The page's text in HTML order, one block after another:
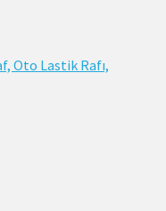
Oto Lastik Rafı,